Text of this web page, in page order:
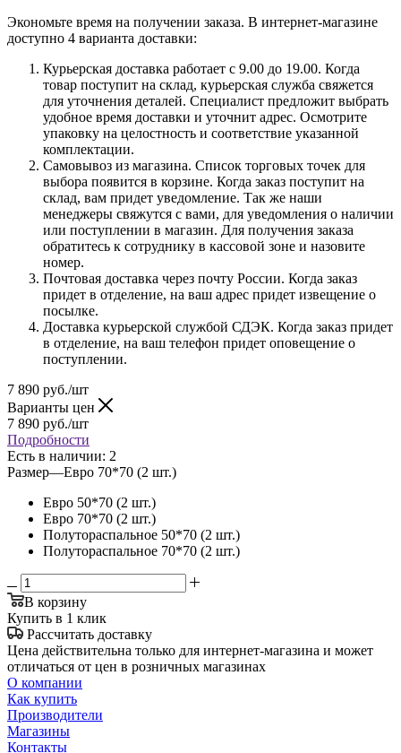
Экономьте время на получении заказа. В интернет-магазине
доступно 4 варианта доставки:
Курьерская доставка работает с 9.00 до 19.00. Когда
товар поступит на склад, курьерская служба свяжется
для уточнения деталей. Специалист предложит выбрать
удобное время доставки и уточнит адрес. Осмотрите
упаковку на целостность и соответствие указанной
комплектации.
Самовывоз из магазина. Список торговых точек для
выбора появится в корзине. Когда заказ поступит на
склад, вам придет уведомление. Так же наши
менеджеры свяжутся с вами, для уведомления о наличии
или поступлении в магазин. Для получения заказа
обратитесь к сотруднику в кассовой зоне и назовите
номер.
Почтовая доставка через почту России. Когда заказ
придет в отделение, на ваш адрес придет извещение о
посылке.
Доставка курьерской службой СДЭК. Когда заказ придет
в отделение, на ваш телефон придет оповещение о
поступлении.
7 890 руб./шт
Варианты цен
7 890 руб./шт
Подробности
Есть в наличии: 2
Размер—Евро 70*70 (2 шт.)
Евро 50*70 (2 шт.)
Евро 70*70 (2 шт.)
Полутораспальное 50*70 (2 шт.)
Полутораспальное 70*70 (2 шт.)
В корзину
Купить в 1 клик
Рассчитать доставку
Цена действительна только для интернет-магазина и может
отличаться от цен в розничных магазинах
О компании
Как купить
Производители
Магазины
Контакты